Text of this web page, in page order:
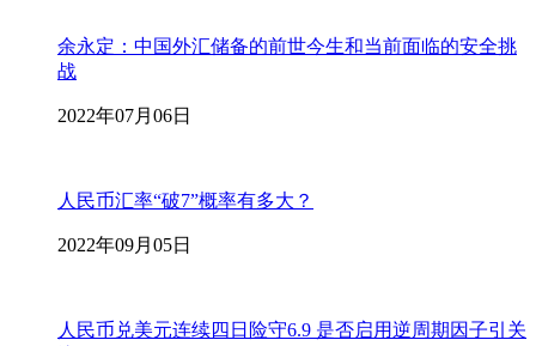
余永定：中国外汇储备的前世今生和当前面临的安全挑
战
2022年07月06日
人民币汇率“破7”概率有多大？
2022年09月05日
人民币兑美元连续四日险守6.9 是否启用逆周期因子引关